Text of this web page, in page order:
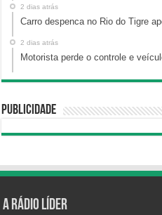
2 dias atrás
Carro despenca no Rio do Tigre
2 dias atrás
Motorista perde o controle e
Publicidade
A Rádio Líder